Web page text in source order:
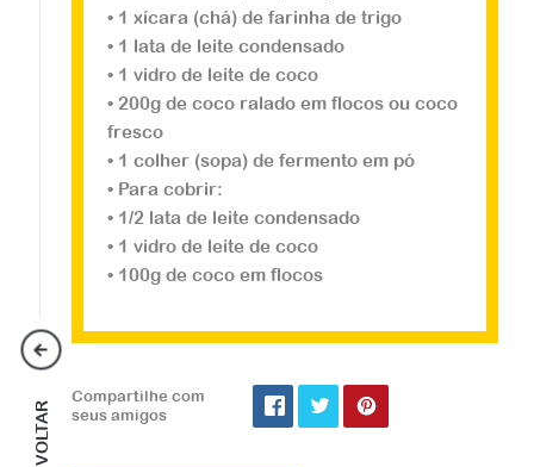
Você pode rechear o bomboloni com Nu
tella ou com doce de leite, basta fazer u
m furinho e rechear com apoio de um s
aco de confeiteiro. ...
Veja a receita
Doces
Cupcake de Menta
VOLTAR
• 1 xícara (chá) de farinha de trigo
• 1 lata de leite condensado
• 1 vidro de leite de coco
• 200g de coco ralado em flocos ou coco
fresco
• 1 colher (sopa) de fermento em pó
• Para cobrir:
• 1/2 lata de leite condensado
• 1 vidro de leite de coco
• 100g de coco em flocos
Compartilhe com
seus amigos